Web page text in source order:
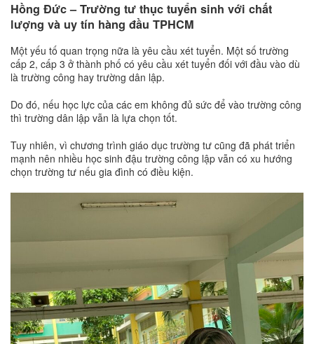
Hồng Đức – Trường tư thục tuyển sinh với chất
lượng và uy tín hàng đầu TPHCM
Một yếu tố quan trọng nữa là yêu cầu xét tuyển. Một số trường
cấp 2, cấp 3 ở thành phố có yêu cầu xét tuyển đối với đầu vào dù
là trường công hay trường dân lập.
Do đó, nếu học lực của các em không đủ sức để vào trường công
thì trường dân lập vẫn là lựa chọn tốt.
Tuy nhiên, vì chương trình giáo dục trường tư cũng đã phát triển
mạnh nên nhiều học sinh đậu trường công lập vẫn có xu hướng
chọn trường tư nếu gia đình có điều kiện.